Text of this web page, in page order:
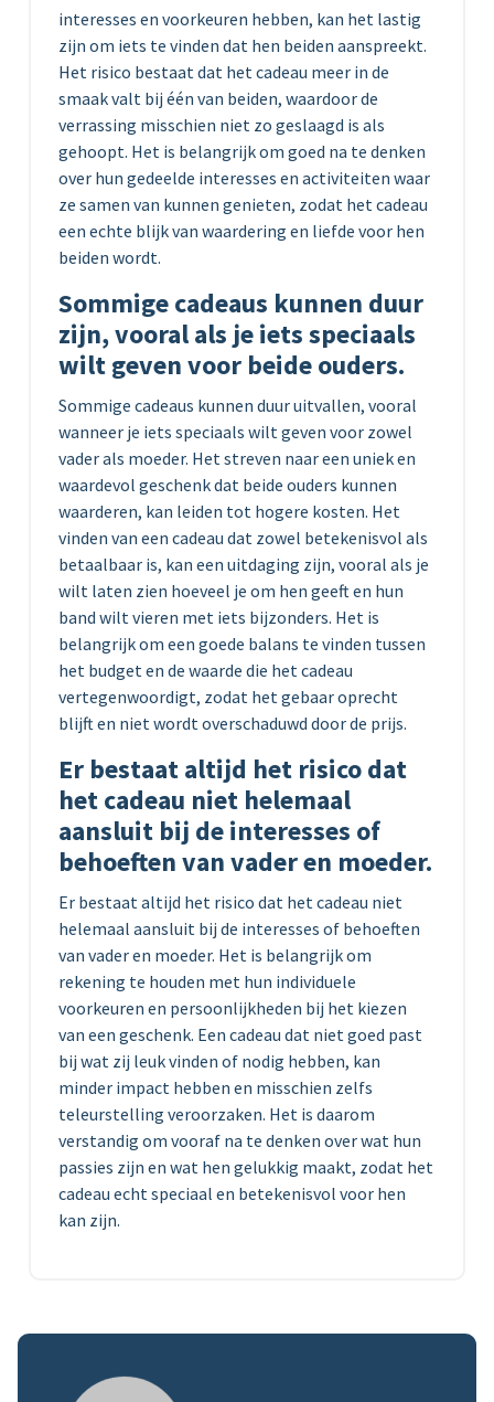
interesses en voorkeuren hebben, kan het lastig
zijn om iets te vinden dat hen beiden aanspreekt.
Het risico bestaat dat het cadeau meer in de
smaak valt bij één van beiden, waardoor de
verrassing misschien niet zo geslaagd is als
gehoopt. Het is belangrijk om goed na te denken
over hun gedeelde interesses en activiteiten waar
ze samen van kunnen genieten, zodat het cadeau
een echte blijk van waardering en liefde voor hen
beiden wordt.
Sommige cadeaus kunnen duur
zijn, vooral als je iets speciaals
wilt geven voor beide ouders.
Sommige cadeaus kunnen duur uitvallen, vooral
wanneer je iets speciaals wilt geven voor zowel
vader als moeder. Het streven naar een uniek en
waardevol geschenk dat beide ouders kunnen
waarderen, kan leiden tot hogere kosten. Het
vinden van een cadeau dat zowel betekenisvol als
betaalbaar is, kan een uitdaging zijn, vooral als je
wilt laten zien hoeveel je om hen geeft en hun
band wilt vieren met iets bijzonders. Het is
belangrijk om een goede balans te vinden tussen
het budget en de waarde die het cadeau
vertegenwoordigt, zodat het gebaar oprecht
blijft en niet wordt overschaduwd door de prijs.
Er bestaat altijd het risico dat
het cadeau niet helemaal
aansluit bij de interesses of
behoeften van vader en moeder.
Er bestaat altijd het risico dat het cadeau niet
helemaal aansluit bij de interesses of behoeften
van vader en moeder. Het is belangrijk om
rekening te houden met hun individuele
voorkeuren en persoonlijkheden bij het kiezen
van een geschenk. Een cadeau dat niet goed past
bij wat zij leuk vinden of nodig hebben, kan
minder impact hebben en misschien zelfs
teleurstelling veroorzaken. Het is daarom
verstandig om vooraf na te denken over wat hun
passies zijn en wat hen gelukkig maakt, zodat het
cadeau echt speciaal en betekenisvol voor hen
kan zijn.